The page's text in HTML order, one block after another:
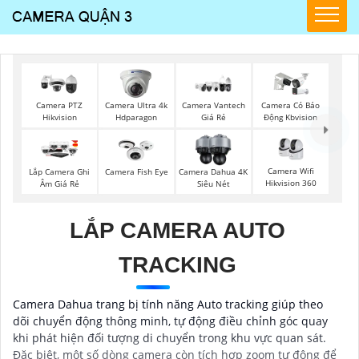
Camera PTZ
Hikvision
Camera Ultra 4k
Hdparagon
Camera Vantech
Giá Rẻ
Camera Có Báo
Động Kbvision
Lắp Camera Ghi
Âm Giá Rẻ
Camera Fish Eye
Camera Dahua 4K
Siêu Nét
Camera Wifi
Hikvision 360
LẮP CAMERA AUTO
TRACKING
Camera Dahua trang bị tính năng Auto tracking giúp theo
dõi chuyển động thông minh, tự động điều chỉnh góc quay
khi phát hiện đối tượng di chuyển trong khu vực quan sát.
Đặc biệt, một số dòng camera còn tích hợp zoom tự động để